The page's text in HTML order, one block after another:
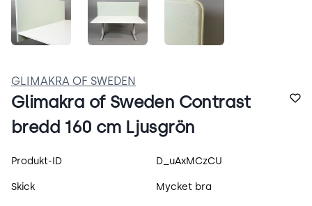
GLIMAKRA OF SWEDEN
Glimakra of Sweden Contrast
bredd 160 cm Ljusgrön
Produktspecifikation
Produkt-ID D_uAxMCzCU
Skick Mycket bra